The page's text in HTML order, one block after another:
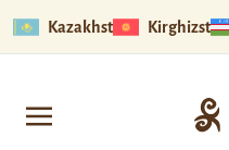
Kazakhstan Kirghizstan